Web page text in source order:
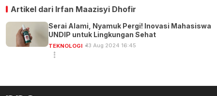
Artikel dari Irfan Maazisyi Dhofir
Serai Alami, Nyamuk Pergi! Inovasi Mahasiswa
UNDIP untuk Lingkungan Sehat
TEKNOLOGI 13 Aug 2024 16:45